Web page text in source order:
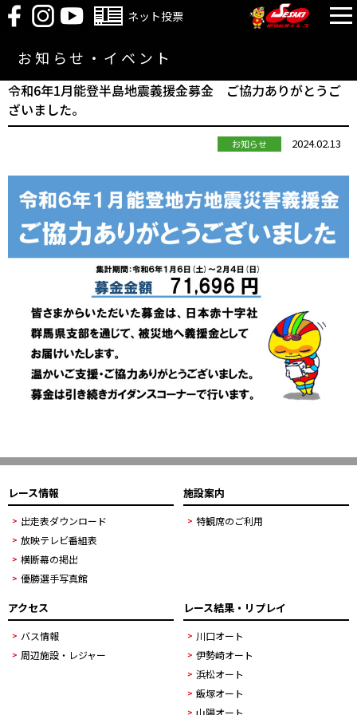
ネット投票
お知らせ・イベント
令和6年1月能登半島地震義援金募金 ご協力ありがとうご
ざいました。
お知らせ 2024.02.13
レース情報
出走表ダウンロード
放映テレビ番組表
横断幕の掲出
優勝選手写真館
施設案内
特観席のご利用
アクセス
バス情報
周辺施設・レジャー
レース結果・リプレイ
川口オート
伊勢崎オート
浜松オート
飯塚オート
山陽オート